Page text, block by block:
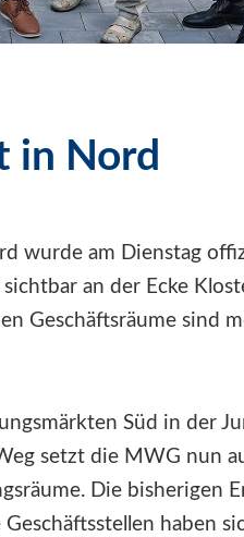
in Nord
wurde am Dienstag
an der Ecke
Geschäftsräume sind
Süd in der
setzt die MWG nun
Die bisherigen
haben